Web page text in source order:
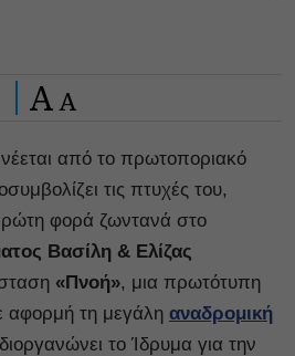
A A
από το πρωτοποριακό
τις πτυχές του,
φορά ζωντανά στο
Βασίλη & Ελίζας
«Πνοή», μια πρωτότυπη
αφορμή τη μεγάλη αναδρομική
το Ίδρυμα για την